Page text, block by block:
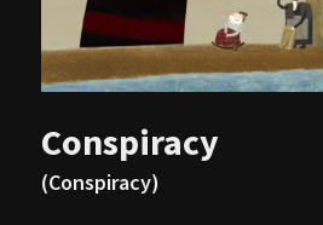
Conspiracy
(Conspiracy)